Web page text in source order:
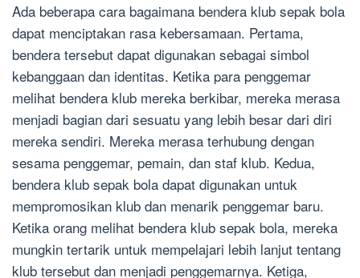
Ada beberapa cara bagaimana bendera klub sepak bola
dapat menciptakan rasa kebersamaan. Pertama,
bendera tersebut dapat digunakan sebagai simbol
kebanggaan dan identitas. Ketika para penggemar
melihat bendera klub mereka berkibar, mereka merasa
menjadi bagian dari sesuatu yang lebih besar dari diri
mereka sendiri. Mereka merasa terhubung dengan
sesama penggemar, pemain, dan staf klub. Kedua,
bendera klub sepak bola dapat digunakan untuk
mempromosikan klub dan menarik penggemar baru.
Ketika orang melihat bendera klub sepak bola, mereka
mungkin tertarik untuk mempelajari lebih lanjut tentang
klub tersebut dan menjadi penggemarnya. Ketiga,